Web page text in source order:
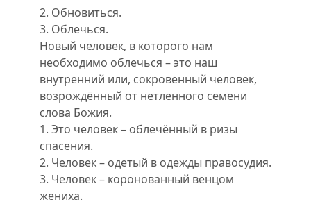
2. Обновиться.
3. Облечься.
Новый человек, в которого нам
необходимо облечься – это наш
внутренний или, сокровенный человек,
возрождённый от нетленного семени
слова Божия.
1. Это человек – облечённый в ризы
спасения.
2. Человек – одетый в одежды правосудия.
3. Человек – коронованный венцом
жениха.